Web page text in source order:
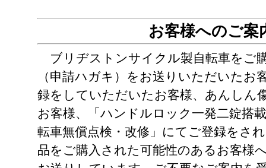
お客様へのご案
ブリヂストンサイクル製自転車をご
（申請ハガキ）をお送りいただいたお
録をしていただいたお客様、あんしん
お客様、「ハンドルロック一発二錠搭
転車無償点検・改修」にてご登録をさ
品をご購入された可能性のあるお客様